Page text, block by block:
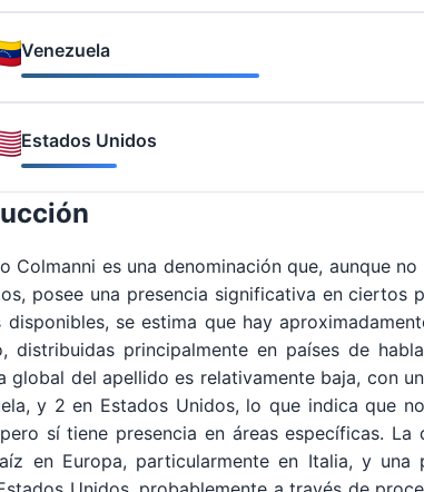
Venezuela
Estados Unidos
Colmanni es una denominación que, aunque
posee una presencia significativa en ciertos
disponibles, se estima que hay
distribuidas principalmente en países de
global del apellido es relativamente baja, con
y 2 en Estados Unidos, lo que indica que
sí tiene presencia en áreas específicas.
en Europa, particularmente en Italia, y una